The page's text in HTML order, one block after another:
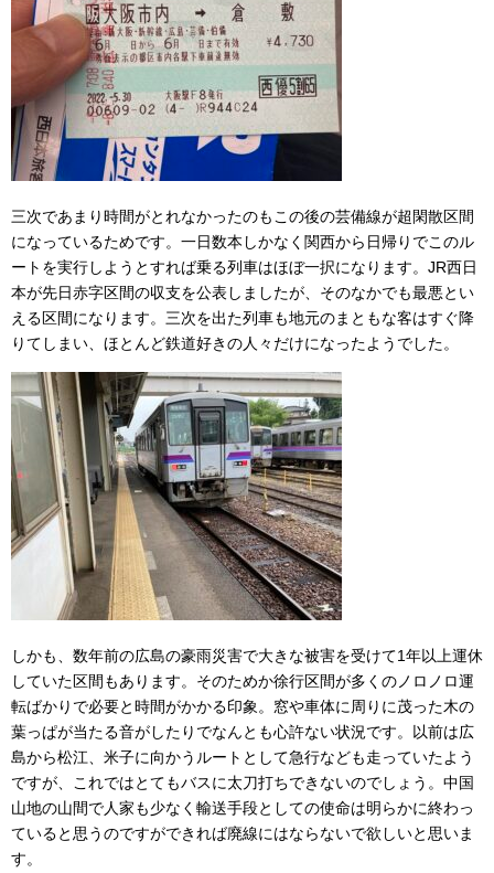
三次であまり時間がとれなかったのもこの後の芸備線が超閑散区間
になっているためです。一日数本しかなく関西から日帰りでこのル
ートを実行しようとすれば乗る列車はほぼ一択になります。JR西日
本が先日赤字区間の収支を公表しましたが、そのなかでも最悪とい
える区間になります。三次を出た列車も地元のまともな客はすぐ降
りてしまい、ほとんど鉄道好きの人々だけになったようでした。
しかも、数年前の広島の豪雨災害で大きな被害を受けて1年以上運休
していた区間もあります。そのためか徐行区間が多くのノロノロ運
転ばかりで必要と時間がかかる印象。窓や車体に周りに茂った木の
葉っぱが当たる音がしたりでなんとも心許ない状況です。以前は広
島から松江、米子に向かうルートとして急行なども走っていたよう
ですが、これではとてもバスに太刀打ちできないのでしょう。中国
山地の山間で人家も少なく輸送手段としての使命は明らかに終わっ
ていると思うのですができれば廃線にはならないで欲しいと思いま
す。